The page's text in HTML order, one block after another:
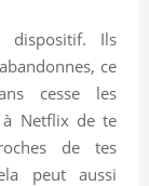
dispositif. Ils
ce
cesse les
à Netflix de te
de tes
peut aussi